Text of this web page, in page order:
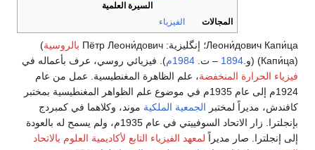
السيرة العلمية
المجالات
الفيزياء
Леони́дович Капи́ца؛ إنگليزية: (بالروسية Пётр Леони́дович
Капи́ца)) (و.1894 – ت. 1984م
). فيزيائي روسي، عرف بأعماله في
فيزياء الحرارة المنخفضة، علم الظاهرة المغنطيسية. عمل من عام
1924م إلى عام 1935م في موضوع علم الظواهر المغنطيسية بمختبر
كافندش، مديراً لمختبر الجمعية الملكية موند، وكلاهما في كمبردج
بإنجلترا. زار الاتحاد السوفييتي في عام 1935م، ولم يسمح له بالعودة
إلى إنجلترا. صار مديراً لمعهد الفيزياء التابع لأكاديمية العلوم بالاتحاد